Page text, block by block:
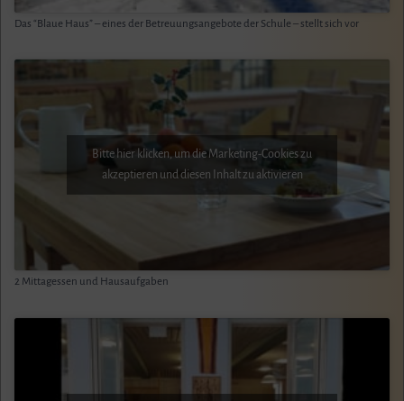
Das “Blaue Haus” – eines der Betreuungsangebote der Schule – stellt sich vor
Bitte hier klicken, um die Marketing-Cookies zu
akzeptieren und diesen Inhalt zu aktivieren
2 Mittagessen und Hausaufgaben